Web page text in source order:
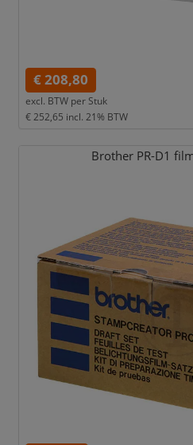
€ 208,80
excl. BTW per Stuk
€ 252,65 incl. 21% BTW
Brother PR-D1